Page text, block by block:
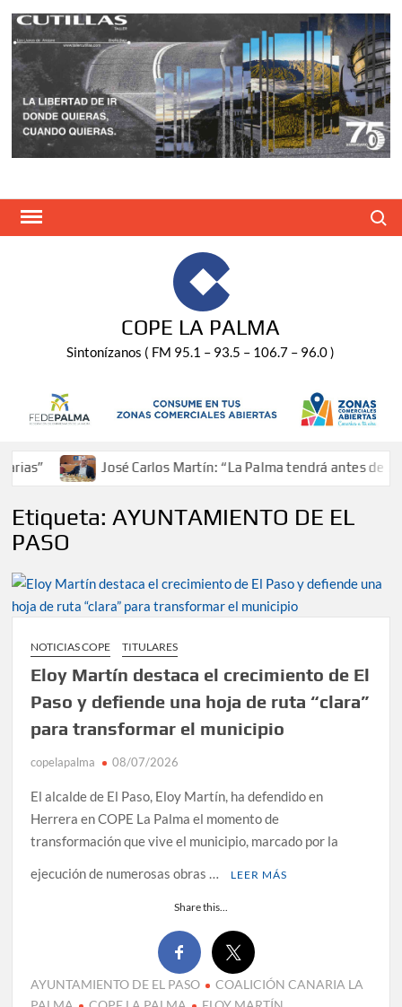
Saltar
contenido
COPE LA PALMA
Sintonízanos ( FM 95.1 – 93.5 – 106.7 – 96.0 )
José Carlos Martín: “La Palma tendrá antes de 2030
Etiqueta:AYUNTAMIENTO DE EL
PASO
NOTICIAS COPE TITULARES
Eloy Martín destaca el crecimiento de El
Paso y defiende una hoja de ruta “clara”
para transformar el municipio
copelapalma 08/07/2026
El alcalde de El Paso, Eloy Martín, ha defendido en
Herrera en COPE La Palma el momento de
transformación que vive el municipio, marcado por la
ejecución de numerosas obras …
LEER MÁS
Share this...
AYUNTAMIENTO DE EL PASO
COALICIÓN CANARIA LA